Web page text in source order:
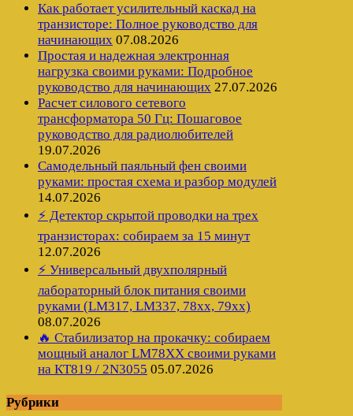
Как работает усилительный каскад на
транзисторе: Полное руководство для
начинающих 07.08.2026
Простая и надежная электронная
нагрузка своими руками: Подробное
руководство для начинающих 27.07.2026
Расчет силового сетевого
трансформатора 50 Гц: Пошаговое
руководство для радиолюбителей
19.07.2026
Самодельный паяльный фен своими
руками: простая схема и разбор модулей
14.07.2026
⚡ Детектор скрытой проводки на трех
транзисторах: собираем за 15 минут
12.07.2026
⚡ Универсальный двухполярный
лабораторный блок питания своими
руками (LM317, LM337, 78xx, 79xx)
08.07.2026
🔥 Стабилизатор на прокачку: собираем
мощный аналог LM78XX своими руками
на КТ819 / 2N3055 05.07.2026
Рубрики